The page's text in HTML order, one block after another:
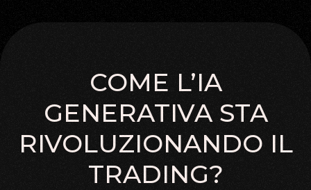
COME L’IA
GENERATIVA STA
RIVOLUZIONANDO IL
TRADING?